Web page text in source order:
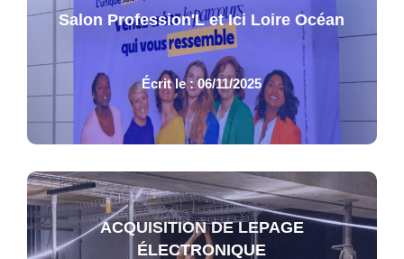
Salon Profession'L et Ici Loire Océan
Écrit le : 06/11/2025
ACQUISITION DE LEPAGE
ÉLECTRONIQUE